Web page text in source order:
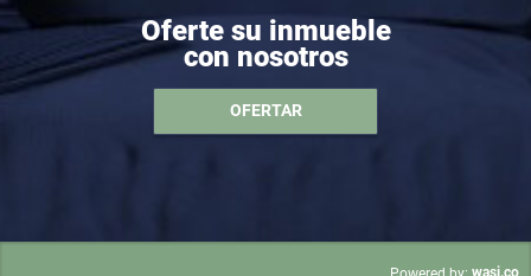
Oferte su inmueble
con nosotros
OFERTAR
wasi.co